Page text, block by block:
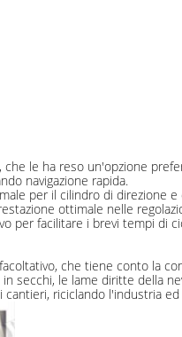
le ha reso un'opzione
navigazione rapida.
per il cilindro di direzione e
ottimale nelle
per facilitare i brevi tempi di
che tiene conto la
secchi, le lame diritte della
riciclando l'industria